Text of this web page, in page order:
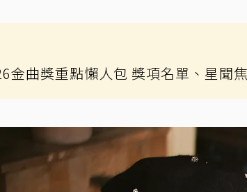
金曲獎重點懶人包 獎項名單、星聞